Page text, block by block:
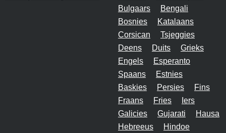
Bulgaars
Bengali
Bosnies
Katalaans
Corsican
Tsjeggies
Deens
Duits
Grieks
Engels
Esperanto
Spaans
Estnies
Baskies
Persies
Fins
Fraans
Fries
Iers
Galicies
Gujarati
Hausa
Hebreeus
Hindoe